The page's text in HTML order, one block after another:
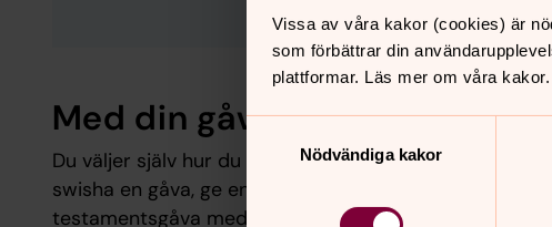
Vissa av våra kakor (cookies) är
som förbättrar din
plattformar. Läs mer om våra kakor.
Samtyckesval
Nödvändiga kakor
Med din gåva är du med och
Du väljer själv hur du vill stötta Act Svenska kyrkans
swisha en gåva, ge en hyllningsgåva, köp en present i
testamentsgåva med mera. Du kan även välja att